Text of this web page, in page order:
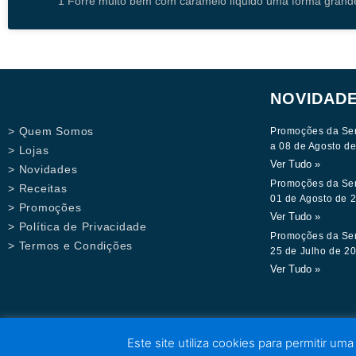
> Quem Somos
> Lojas
> Novidades
> Receitas
> Promoções
> Política de Privacidade
> Termos e Condições
Promoções da
a 08 de Agosto
Ver Tudo »
Promoções da
01 de Agosto de
Ver Tudo »
Promoções da
25 de Julho de
Ver Tudo »
Este site utiliza cookies para permitir